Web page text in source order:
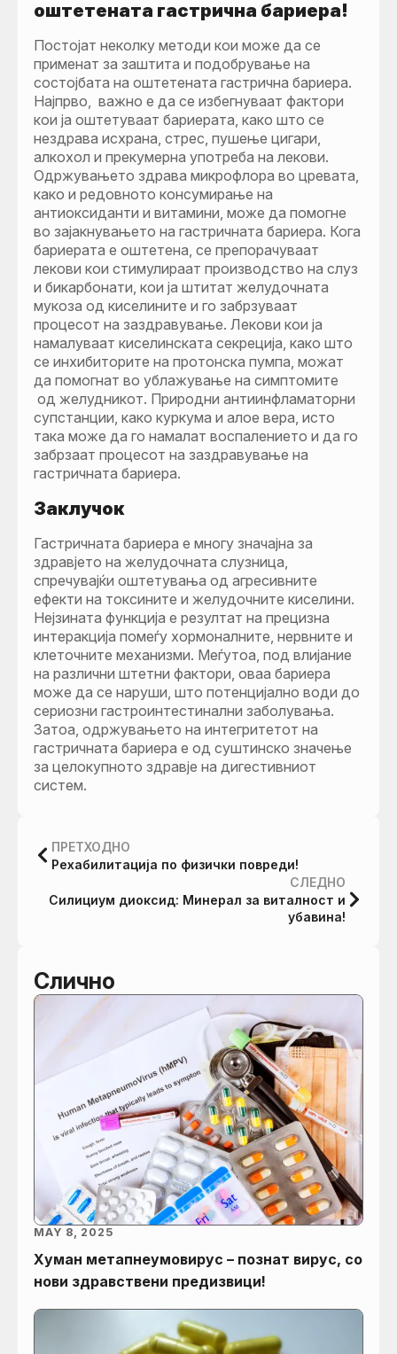
оштетената гастрична бариера!
Постојат неколку методи кои може да се
применат за заштита и подобрување на
состојбата на оштетената гастрична бариера.
Најпрво, важно е да се избегнуваат фактори
кои ја оштетуваат бариерата, како што се
нездрава исхрана, стрес, пушење цигари,
алкохол и прекумерна употреба на лекови.
Одржувањето здрава микрофлора во цревата,
како и редовното консумирање на
антиоксиданти и витамини, може да помогне
во зајакнувањето на гастричната бариера. Кога
бариерата е оштетена, се препорачуваат
лекови кои стимулираат производство на слуз
и бикарбонати, кои ја штитат желудочната
мукоза од киселините и го забрзуваат
процесот на заздравување. Лекови кои ја
намалуваат киселинската секреција, како што
се инхибиторите на протонска пумпа, можат
да помогнат во ублажување на симптомите
од желудникот. Природни антиинфламаторни
супстанции, како куркума и алое вера, исто
така може да го намалат воспалението и да го
забрзаат процесот на заздравување на
гастричната бариера.
Заклучок
Гастричната бариера е многу значајна за
здравјето на желудочната слузница,
спречувајќи оштетувања од агресивните
ефекти на токсините и желудочните киселини.
Нејзината функција е резултат на прецизна
интеракција помеѓу хормоналните, нервните и
клеточните механизми. Меѓутоа, под влијание
на различни штетни фактори, оваа бариера
може да се наруши, што потенцијално води до
сериозни гастроинтестинални заболувања.
Затоа, одржувањето на интегритетот на
гастричната бариера е од суштинско значење
за целокупното здравје на дигестивниот
систем.
ПРЕТХОДНО
Рехабилитација по физички повреди!
СЛЕДНО
Силициум диоксид: Mинерал за виталност и
убавина!
Слично
Хуман метапнеумовирус – познат вирус, со
нови здравствени предизвици!
MAY 8, 2025